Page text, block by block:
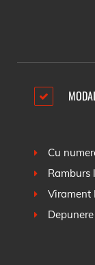
Cu
Ramburs
Virament